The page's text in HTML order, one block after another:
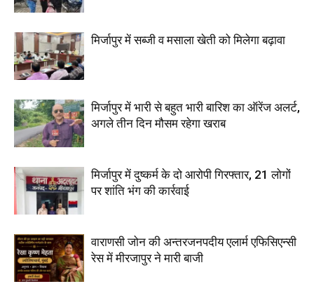
मिर्जापुर में सब्जी व मसाला खेती को मिलेगा बढ़ावा
मिर्जापुर में भारी से बहुत भारी बारिश का ऑरेंज अलर्ट,
अगले तीन दिन मौसम रहेगा खराब
मिर्जापुर में दुष्कर्म के दो आरोपी गिरफ्तार, 21 लोगों
पर शांति भंग की कार्रवाई
वाराणसी जोन की अन्तरजनपदीय एलार्म एफिसिएन्सी
रेस में मीरजापुर ने मारी बाजी